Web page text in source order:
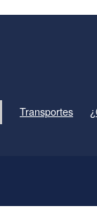
Transportes